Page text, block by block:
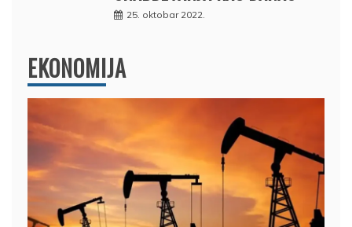
25. oktobar 2022.
EKONOMIJA